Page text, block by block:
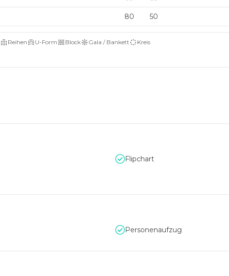
80 50
Reihen U-Form Block Gala / Bankett Kreis
Flipchart
Personenaufzug